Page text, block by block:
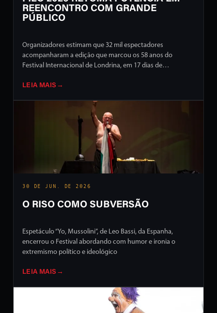
REENCONTRO COM GRANDE
PÚBLICO
Organizadores estimam que 32 mil espectadores
acompanharam a edição que marcou os 58 anos do
Festival Internacional de Londrina, em 17 dias de
LEIA MAIS →
30 DE JUN. DE 2026
O RISO COMO SUBVERSÃO
Espetáculo “Yo, Mussolini”, de Leo Bassi, da Espanha,
encerrou o Festival abordando com humor e ironia o
extremismo político e ideológico
LEIA MAIS →